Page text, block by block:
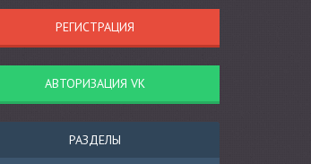
РЕГИСТРАЦИЯ
АВТОРИЗАЦИЯ VK
РАЗДЕЛЫ